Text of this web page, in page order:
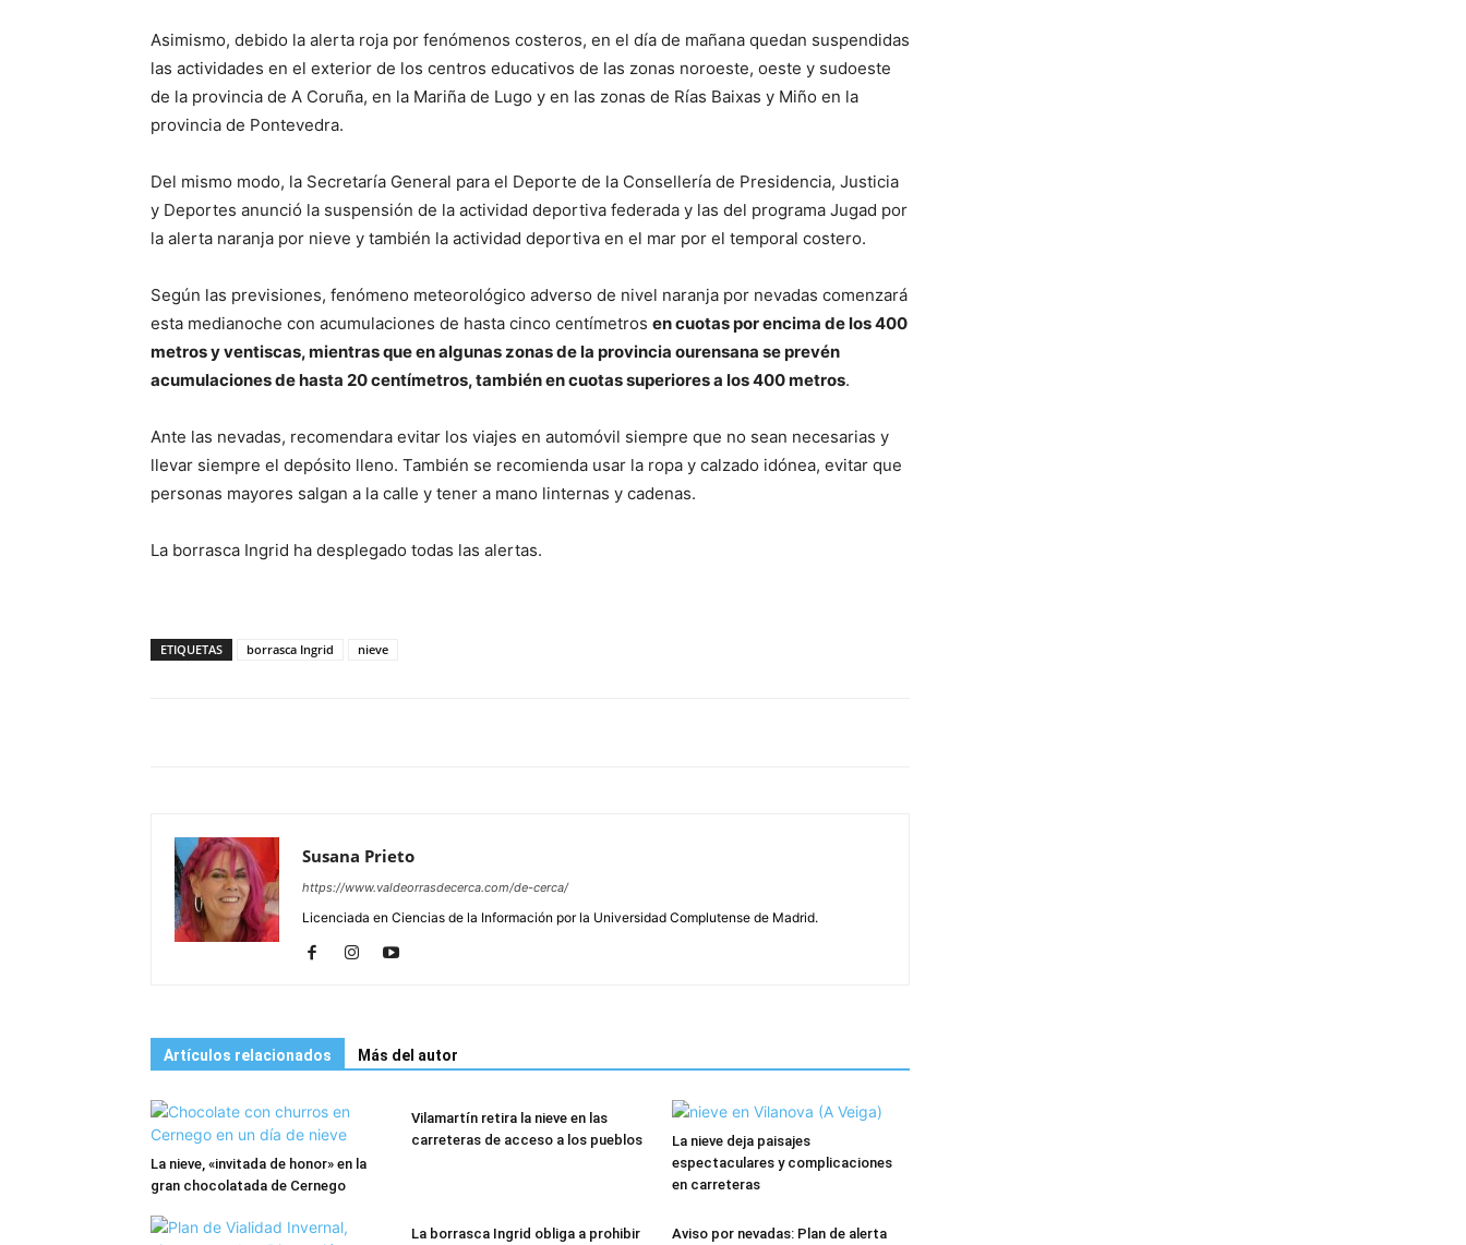
Asimismo, debido la alerta roja por fenómenos costeros, en el día de mañana quedan suspendidas
las actividades en el exterior de los centros educativos de las zonas noroeste, oeste y sudoeste
de la provincia de A Coruña, en la Mariña de Lugo y en las zonas de Rías Baixas y Miño en la
provincia de Pontevedra.
Del mismo modo, la Secretaría General para el Deporte de la Consellería de Presidencia, Justicia
y Deportes anunció la suspensión de la actividad deportiva federada y las del programa Jugad por
la alerta naranja por nieve y también la actividad deportiva en el mar por el temporal costero.
Según las previsiones, fenómeno meteorológico adverso de nivel naranja por nevadas comenzará
esta medianoche con acumulaciones de hasta cinco centímetros en cuotas por encima de los 400
metros y ventiscas, mientras que en algunas zonas de la provincia ourensana se prevén
acumulaciones de hasta 20 centímetros, también en cuotas superiores a los 400 metros.
Ante las nevadas, recomendara evitar los viajes en automóvil siempre que no sean necesarias y
llevar siempre el depósito lleno. También se recomienda usar la ropa y calzado idónea, evitar que
personas mayores salgan a la calle y tener a mano linternas y cadenas.
La borrasca Ingrid ha desplegado todas las alertas.
ETIQUETAS borrasca Ingrid nieve
Susana Prieto
https://www.valdeorrasdecerca.com/de-cerca/
Licenciada en Ciencias de la Información por la Universidad Complutense de Madrid.
Artículos relacionados Más del autor
La nieve, «invitada de honor» en la
gran chocolatada de Cernego
Vilamartín retira la nieve en las
carreteras de acceso a los pueblos
La nieve deja paisajes
espectaculares y complicaciones
en carreteras
La borrasca Ingrid obliga a prohibir
Aviso por nevadas: Plan de alerta